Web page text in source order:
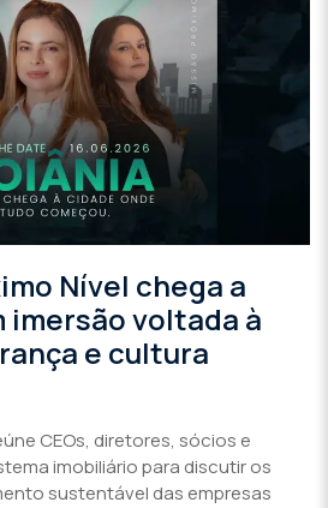
Nível chega a
imersão voltada à
e cultura
CEOs, diretores, sócios e
imobiliário para discutir os
sustentável das empresas